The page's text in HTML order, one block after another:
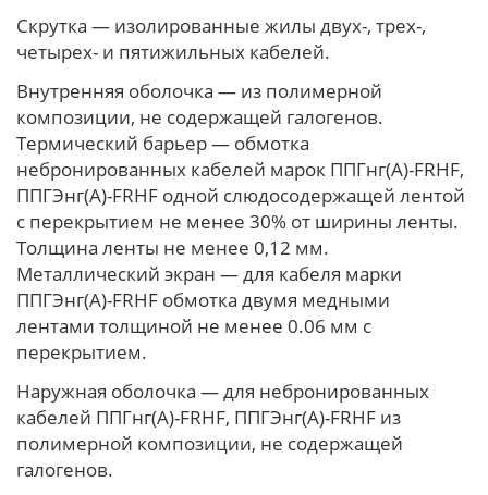
Скрутка — изолированные жилы двух-, трех-,
четырех- и пятижильных кабелей.
Внутренняя оболочка — из полимерной
композиции, не содержащей галогенов.
Термический барьер — обмотка
небронированных кабелей марок ППГнг(А)-FRHF,
ППГЭнг(А)-FRHF одной слюдосодержащей лентой
с перекрытием не менее 30% от ширины ленты.
Толщина ленты не менее 0,12 мм.
Металлический экран — для кабеля марки
ППГЭнг(А)-FRHF обмотка двумя медными
лентами толщиной не менее 0.06 мм с
перекрытием.
Наружная оболочка — для небронированных
кабелей ППГнг(А)-FRHF, ППГЭнг(А)-FRHF из
полимерной композиции, не содержащей
галогенов.